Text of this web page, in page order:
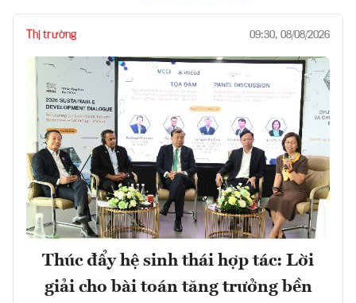
Thị trường 09:30, 08/08/2026
Thúc đẩy hệ sinh thái hợp tác: Lời
giải cho bài toán tăng trưởng bền